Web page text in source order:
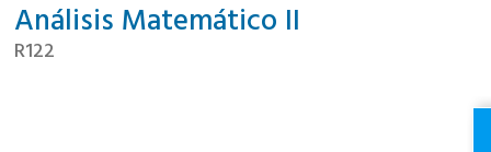
Análisis Matemático II
R122